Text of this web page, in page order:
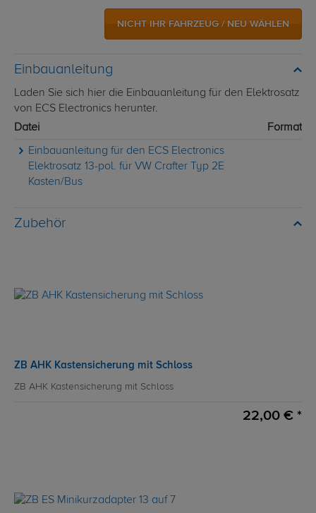
NICHT IHR FAHRZEUG / NEU WÄHLEN
Einbauanleitung
Laden Sie sich hier die Einbauanleitung für den Elektrosatz
von ECS Electronics herunter.
Datei
Format
Einbauanleitung für den ECS Electronics
Elektrosatz 13-pol. für VW Crafter Typ 2E
Kasten/Bus
Zubehör
ZB AHK Kastensicherung mit Schloss
ZB AHK Kastensicherung mit Schloss
22,00 € *